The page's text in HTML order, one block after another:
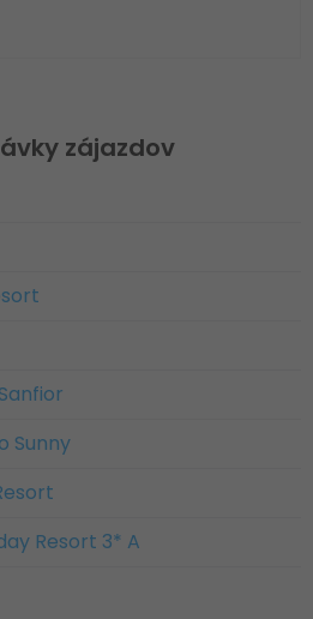
zájazdov
Sunny
Resort 3* A